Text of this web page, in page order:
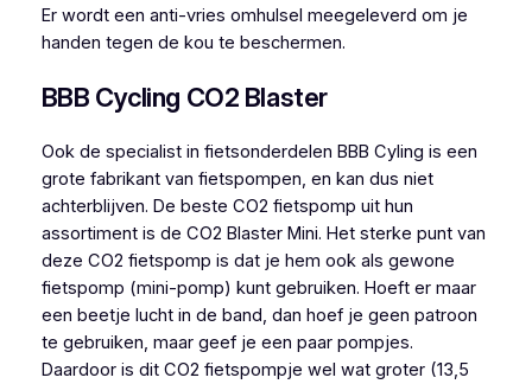
Er wordt een anti-vries omhulsel meegeleverd om je
handen tegen de kou te beschermen.
BBB Cycling CO2 Blaster
Ook de specialist in fietsonderdelen BBB Cyling is een
grote fabrikant van fietspompen, en kan dus niet
achterblijven. De beste CO2 fietspomp uit hun
assortiment is de CO2 Blaster Mini. Het sterke punt van
deze CO2 fietspomp is dat je hem ook als gewone
fietspomp (mini-pomp) kunt gebruiken. Hoeft er maar
een beetje lucht in de band, dan hoef je geen patroon
te gebruiken, maar geef je een paar pompjes.
Daardoor is dit CO2 fietspompje wel wat groter (13,5